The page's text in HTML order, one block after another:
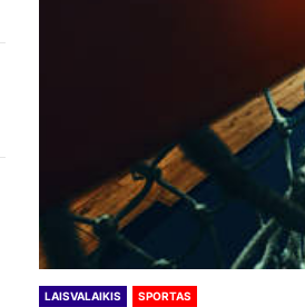
LAISVALAIKIS SPORTAS